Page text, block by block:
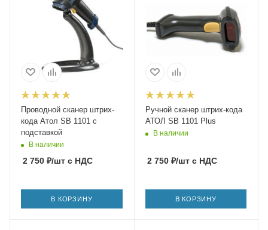
Проводной сканер штрих-
кода Атол SB 1101 с
подставкой
В наличии
2 750 ₽/шт с НДС
В КОРЗИНУ
Ручной сканер штрих-кода
АТОЛ SB 1101 Plus
В наличии
2 750₽/штс НДС
В КОРЗИНУ